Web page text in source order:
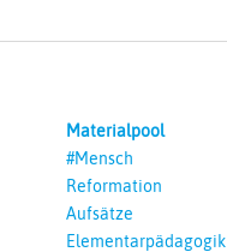
Materialpool
#Mensch
Reformation
Aufsätze
Elementarpädagogik